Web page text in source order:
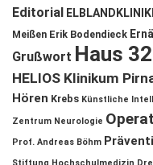
Editorial
Meißen Erik Bodendieck
Grußwort Haus 32
HELIOS Klinikum
Hören Krebs Künstliche
Zentrum Neurologie
Prof. Andreas Böhm